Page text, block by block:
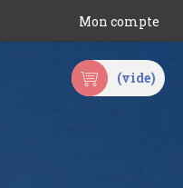
Mon compte
(vide)